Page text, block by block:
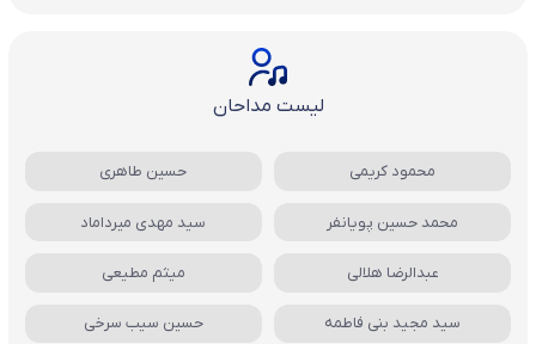
لیست مداحان
محمود کریمی حسین طاهری
محمد حسین پویانفر سید مهدی میرداماد
عبدالرضا هلالی میثم مطیعی
سید مجید بنی فاطمه حسین سیب سرخی